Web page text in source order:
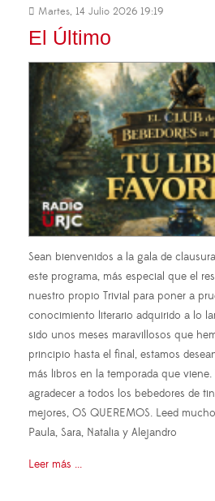
Martes, 14 Julio 2026 19:19
El Último
Sean bienvenidos a la gala de
este programa, más especial que el
nuestro propio Trivial para poner a
conocimiento literario adquirido a lo
sido unos meses maravillosos que
principio hasta el final, estamos
más libros en la temporada que
agradecer a todos los bebedores de
mejores, OS QUEREMOS. Leed
Paula, Sara, Natalia y Alejandro
Leer más ...